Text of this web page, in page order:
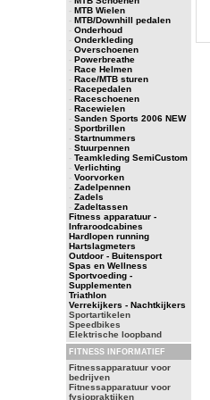
- MTB Wielen
- MTB/Downhill pedalen
- Onderhoud
- Onderkleding
- Overschoenen
- Powerbreathe
- Race Helmen
- Race/MTB sturen
- Racepedalen
- Raceschoenen
- Racewielen
- Sanden Sports 2006 NEW
- Sportbrillen
- Startnummers
- Stuurpennen
- Teamkleding SemiCustom
- Verlichting
- Voorvorken
- Zadelpennen
- Zadels
- Zadeltassen
Fitness apparatuur -
Infraroodcabines
Hardlopen running
Hartslagmeters
Outdoor - Buitensport
Spas en Wellness
Sportvoeding -
Supplementen
Triathlon
Verrekijkers - Nachtkijkers
Sportartikelen
Speedbikes
Elektrische loopband
FITNESS INFORMATIEF
Fitnessapparatuur voor
bedrijven
Fitnessapparatuur voor
fysiopraktijken